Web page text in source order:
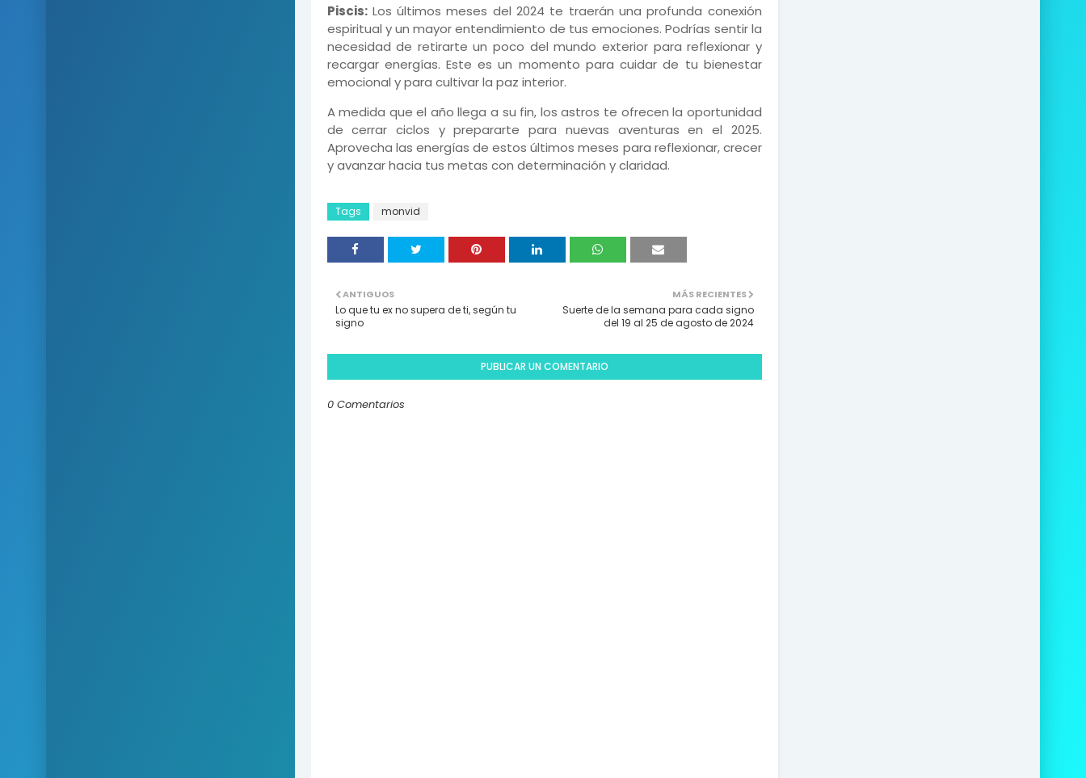
Piscis:Los últimos meses del 2024 te traerán una profunda conexión
espiritual y un mayor entendimiento de tus emociones. Podrías sentir la
necesidad de retirarte un poco del mundo exterior para reflexionar y
recargar energías. Este es un momento para cuidar de tu bienestar
emocional y para cultivar la paz interior.
A medida que el año llega a su fin, los astros te ofrecen la oportunidad
de cerrar ciclos y prepararte para nuevas aventuras en el 2025.
Aprovecha las energías de estos últimos meses para reflexionar, crecer
y avanzar hacia tus metas con determinación y claridad.
Tags monvid
MÁS RECIENTES
Suerte de la semana para cada signo
del 19 al 25 de agosto de 2024
ANTIGUOS
Lo que tu ex no supera de ti, según tu
signo
PUBLICAR UN COMENTARIO
0 Comentarios